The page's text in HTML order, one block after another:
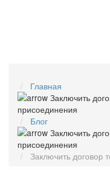
Главная
Блог
Заключить договор